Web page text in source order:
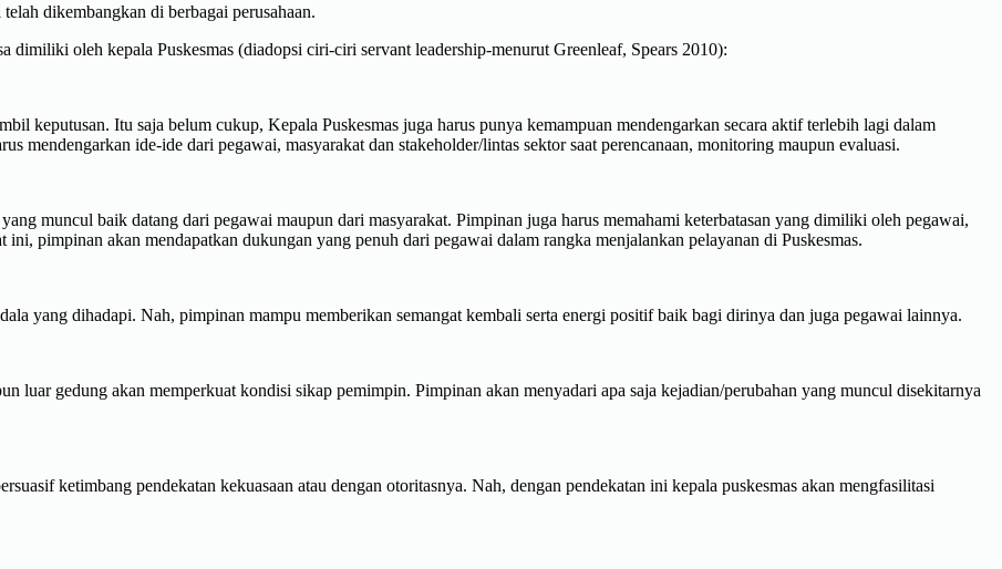
dikembangkan di berbagai perusahaan.
oleh kepala Puskesmas (diadopsi ciri-ciri servant leadership-menurut Greenleaf, Spears 2010):
keputusan. Itu saja belum cukup, Kepala Puskesmas juga harus punya kemampuan mendengarkan secara aktif terlebih lagi dalam
mendengarkan ide-ide dari pegawai, masyarakat dan stakeholder/lintas sektor saat perencanaan, monitoring maupun evaluasi.
muncul baik datang dari pegawai maupun dari masyarakat. Pimpinan juga harus memahami keterbatasan yang dimiliki oleh pegawai,
pimpinan akan mendapatkan dukungan yang penuh dari pegawai dalam rangka menjalankan pelayanan di Puskesmas.
yang dihadapi. Nah, pimpinan mampu memberikan semangat kembali serta energi positif baik bagi dirinya dan juga pegawai lainnya.
luar gedung akan memperkuat kondisi sikap pemimpin. Pimpinan akan menyadari apa saja kejadian/perubahan yang muncul disekitarnya
ketimbang pendekatan kekuasaan atau dengan otoritasnya. Nah, dengan pendekatan ini kepala puskesmas akan mengfasilitasi